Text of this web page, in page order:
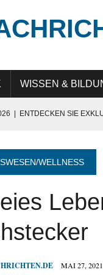
WISSEN &
ENTDECKEN SIE
IN DUBAI FÜR EXPATS
IM HANDEL: WIE
WELLNESS
MAI 27, 2021